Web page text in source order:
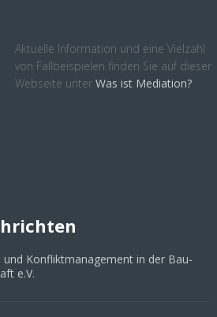
Aktuelle Information und eine Vielzahl
von Fallbeispielen finden Sie auf dieser
Webseite unter Was ist Mediation?
Konfliktmanagement in der Bau-
e.V.